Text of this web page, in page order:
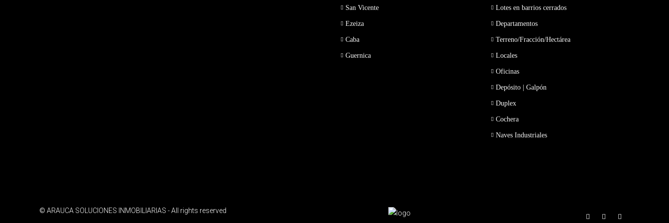
San Vicente
Ezeiza
Caba
Guernica
Lotes en barrios cerrados
Departamentos
Terreno/Fracción/Hectárea
Locales
Oficinas
Depósito | Galpón
Duplex
Cochera
Naves Industriales
© ARAUCA SOLUCIONES INMOBILIARIAS - All rights reserved